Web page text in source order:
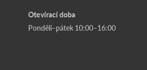
Otevírací doba
Pondělí–pátek 10:00–16:00